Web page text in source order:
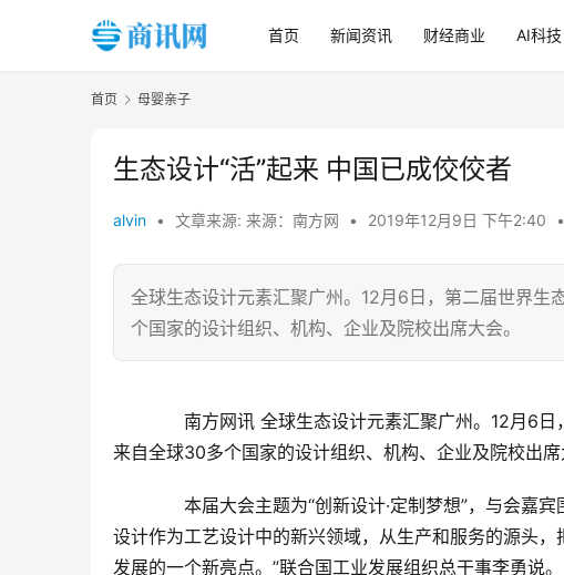
首页 新闻资讯 财经商业 AI科技
首页 母婴亲子
生态设计“活”起来 中国已成佼佼者
alvin • 文章来源: 来源：南方网 • 2019年12月9日 下午2:40 •
全球生态设计元素汇聚广州。12月6日，第二届世界
个国家的设计组织、机构、企业及院校出席大会。
南方网讯 全球生态设计元素汇聚广州。12月6日
来自全球30多个国家的设计组织、机构、企业及院校出席
本届大会主题为“创新设计·定制梦想”，与会嘉宾
设计作为工艺设计中的新兴领域，从生产和服务的源头
发展的一个新亮点。”联合国工业发展组织总干事李勇说。